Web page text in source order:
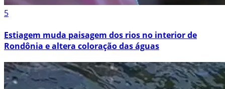
5
Estiagem muda paisagem dos rios no interior de
Rondônia e altera coloração das águas